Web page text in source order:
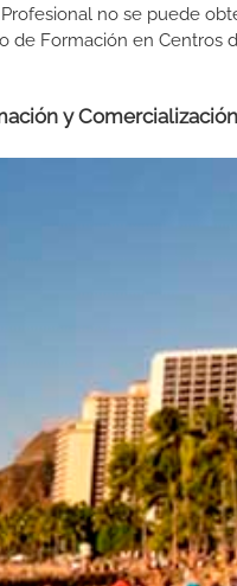
no se puede
de Formación en Centros
y